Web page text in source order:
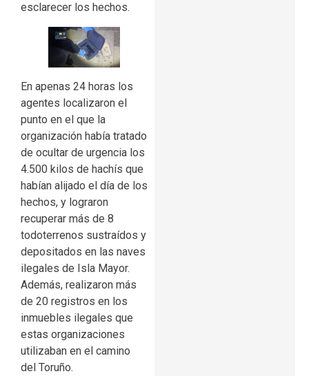
esclarecer los hechos.
En apenas 24 horas los
agentes localizaron el
punto en el que la
organización había tratado
de ocultar de urgencia los
4.500 kilos de hachís que
habían alijado el día de los
hechos, y lograron
recuperar más de 8
todoterrenos sustraídos y
depositados en las naves
ilegales de Isla Mayor.
Además, realizaron más
de 20 registros en los
inmuebles ilegales que
estas organizaciones
utilizaban en el camino
del Toruño.